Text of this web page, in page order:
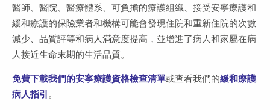
醫師、醫院、醫療體系、可負擔的療護組織、接受安寧療護和
緩和療護的保險業者和機構可能會發現住院和重新住院的次數
減少、品質評等和病人滿意度提高，並增進了病人和家屬在病
人接近生命末期的生活品質。
免費下載我們的安寧療護資格檢查清單或查看我們的緩和療護
病人指引 。